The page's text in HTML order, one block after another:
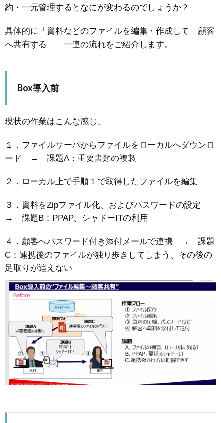
約・一元管理するとなにが変わるのでしょうか？
具体的に「資料などのファイルを編集・作成して 顧客
へ共有する」 一連の流れをご紹介します。
Box導入前
現状の作業はこんな感じ、
１．ファイルサーバからファイルをローカルへダウンロ
ード → 課題A：重要書類の複製
２．ローカル上で手順１で取得したファイルを編集
３．資料をZipファイル化、およびパスワードの設定
→ 課題B：PPAP、シャドーITの利用
４．顧客へパスワード付き添付メールで連携 → 課題
C：連携後のファイルが独り歩きしてしまう、その後の
足取りが追えない